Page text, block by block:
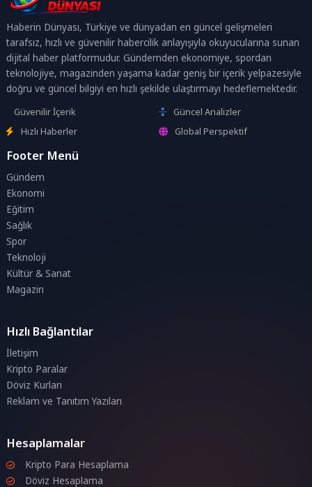
Haberin Dünyası, Türkiye ve dünyadan en güncel gelişmeleri
tarafsız, hızlı ve güvenilir habercilik anlayışıyla okuyucularına sunan
dijital haber platformudur. Gündemden ekonomiye, spordan
teknolojiye, magazinden yaşama kadar geniş bir içerik yelpazesiyle
doğru ve güncel bilgiyi en hızlı şekilde ulaştırmayı hedeflemektedir.
Güvenilir İçerik
Güncel Analizler
Hızlı Haberler
Global Perspektif
Footer Menü
Gündem
Ekonomi
Eğitim
Sağlık
Spor
Teknoloji
Kültür & Sanat
Magazin
Hızlı Bağlantılar
İletişim
Kripto Paralar
Döviz Kurları
Reklam ve Tanıtım Yazıları
Hesaplamalar
Kripto Para Hesaplama
Döviz Hesaplama